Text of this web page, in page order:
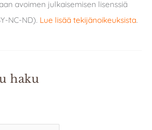
avoimen julkaisemisen lisenssiä
NC-ND). Lue lisää tekijänoikeuksista.
haku